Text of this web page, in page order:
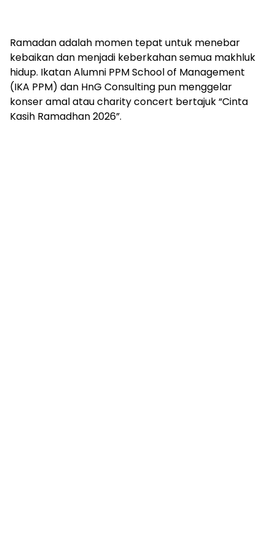
Ramadan adalah momen tepat untuk menebar
kebaikan dan menjadi keberkahan semua makhluk
hidup. Ikatan Alumni PPM School of Management
(IKA PPM) dan HnG Consulting pun menggelar
konser amal atau charity concert bertajuk “Cinta
Kasih Ramadhan 2026”.